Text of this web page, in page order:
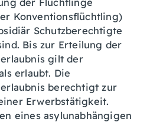
der Flüchtlinge
Konventionsflüchtling)
Schutzberechtigte
Bis zur Erteilung der
gilt der
erlaubt. Die
berechtigt zur
Erwerbstätigkeit.
eines asylunabhängigen